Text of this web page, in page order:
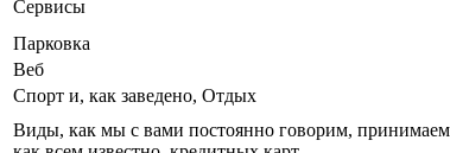
Сервисы
Парковка
Веб
Спорт и, как заведено, Отдых
Виды, как мы с вами постоянно говорим,